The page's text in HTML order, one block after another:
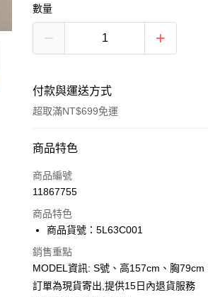
數量
付款與運送方式
超取滿NT$699免運
付款方式
信用卡一次付款
LINE Pay
Apple Pay
商品特色
商品編號
11867755
商品特色
商品貨號：5L63C001
銷售重點
MODEL資訊: S號、高157cm、胸
訂單為現貨寄出,提供15日內退貨服務